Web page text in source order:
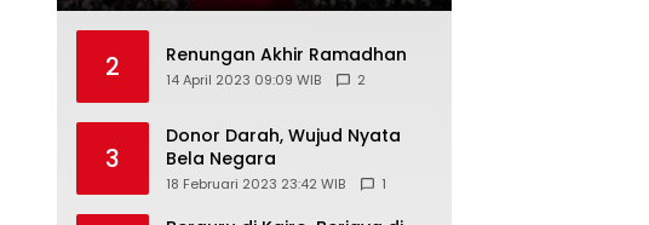
2 Renungan Akhir Ramadhan
14 April 2023 09:09 WIB 2
3
Donor Darah, Wujud Nyata
Bela Negara
18 Februari 2023 23:42 WIB 1